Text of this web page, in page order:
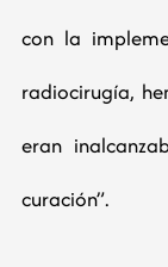
con la
radiocirugía,
eran
curación”.